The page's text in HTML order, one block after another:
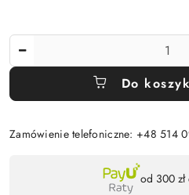
Do
Zamówienie telefoniczne: +48 514
od 300